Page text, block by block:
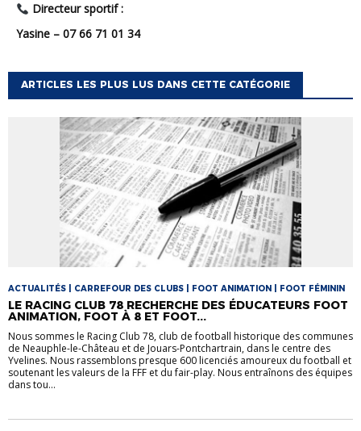
Directeur sportif :
Yasine – 07 66 71 01 34
ARTICLES LES PLUS LUS DANS CETTE CATÉGORIE
ACTUALITÉS | CARREFOUR DES CLUBS | FOOT ANIMATION | FOOT FÉMININ
LE RACING CLUB 78 RECHERCHE DES ÉDUCATEURS FOOT
ANIMATION, FOOT À 8 ET FOOT...
Nous sommes le Racing Club 78, club de football historique des communes
de Neauphle-le-Château et de Jouars-Pontchartrain, dans le centre des
Yvelines. Nous rassemblons presque 600 licenciés amoureux du football et
soutenant les valeurs de la FFF et du fair-play. Nous entraînons des équipes
dans tou...